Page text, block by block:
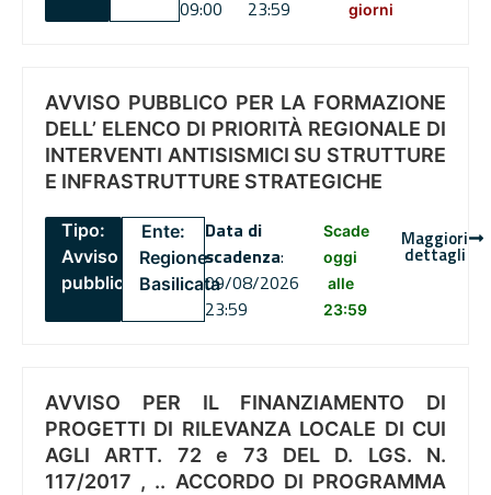
09:00 23:59 giorni
AVVISO PUBBLICO PER LA FORMAZIONE
DELL’ ELENCO DI PRIORITÀ REGIONALE DI
INTERVENTI ANTISISMICI SU STRUTTURE
E INFRASTRUTTURE STRATEGICHE
Tipo:
Avviso
pubblico
Ente:
Regione
Basilicata
Data di
scadenza:
09/08/2026
23:59
Scade
oggi
alle
23:59
Maggiori
dettagli
AVVISO PER IL FINANZIAMENTO DI
PROGETTI DI RILEVANZA LOCALE DI CUI
AGLI ARTT. 72 e 73 DEL D. LGS. N.
117/2017 , .. ACCORDO DI PROGRAMMA